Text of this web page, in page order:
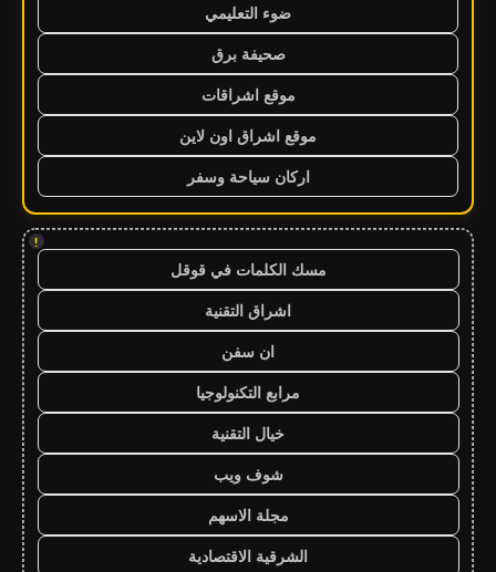
ضوء التعليمي
صحيفة برق
موقع اشراقات
موقع اشراق اون لاين
اركان سياحة وسفر
!
مسك الكلمات في قوقل
اشراق التقنية
ان سفن
مرابع التكنولوجيا
خيال التقنية
شوف ويب
مجلة الاسهم
الشرقية الاقتصادية